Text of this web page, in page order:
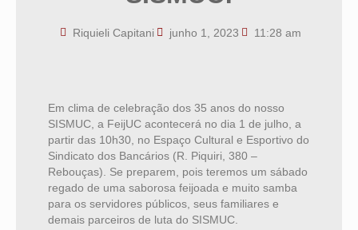
Riquieli Capitani junho 1, 2023 11:28 am
Em clima de celebração dos 35 anos do nosso
SISMUC, a FeijUC acontecerá no dia 1 de julho, a
partir das 10h30, no Espaço Cultural e Esportivo do
Sindicato dos Bancários (R. Piquiri, 380 –
Rebouças) . Se preparem, pois teremos um sábado
regado de uma saborosa feijoada e muito samba
para os servidores públicos, seus familiares e
demais parceiros de luta do SISMUC.